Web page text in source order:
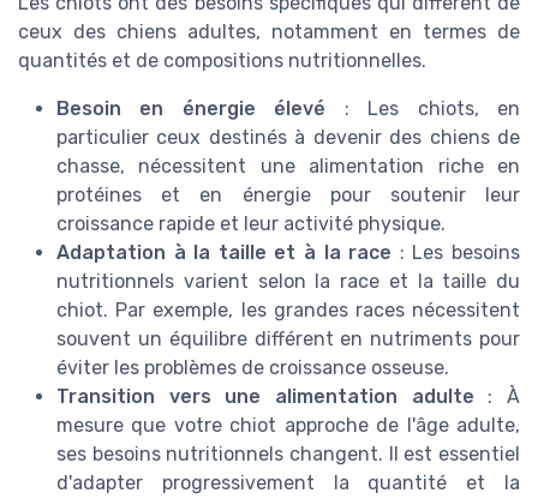
ceux des chiens adultes, notamment en termes de
quantités et de compositions nutritionnelles.
Besoin en énergie élevé : Les chiots, en
particulier ceux destinés à devenir des chiens de
chasse, nécessitent une alimentation riche en
protéines et en énergie pour soutenir leur
croissance rapide et leur activité physique.
Adaptation à la taille et à la race : Les besoins
nutritionnels varient selon la race et la taille du
chiot. Par exemple, les grandes races nécessitent
souvent un équilibre différent en nutriments pour
éviter les problèmes de croissance osseuse.
Transition vers une alimentation adulte : À
mesure que votre chiot approche de l'âge adulte,
ses besoins nutritionnels changent. Il est essentiel
d'adapter progressivement la quantité et la